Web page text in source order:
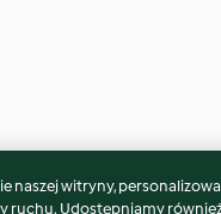
naszej witryny,
ruchu. Udostępniamy